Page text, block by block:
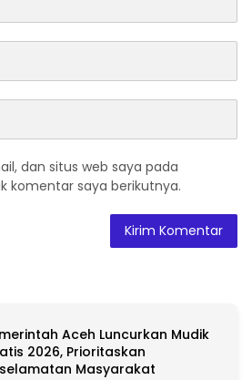
dan situs web saya pada
komentar saya berikutnya.
Aceh Luncurkan Mudik
2026, Prioritaskan
Masyarakat